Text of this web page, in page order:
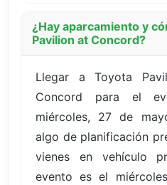
¿Hay aparcamiento y
Pavilion at Concord?
Llegar a Toyota
Concord para el
miércoles, 27 de
algo de planificación
vienes en vehículo
evento es el